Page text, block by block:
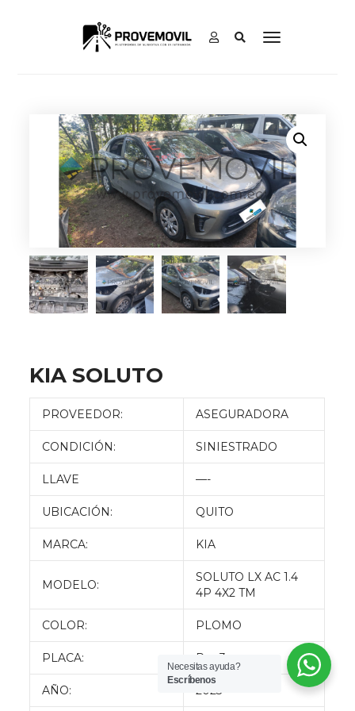
KIA SOLUTO
PROVEEDOR: ASEGURADORA
CONDICIÓN: SINIESTRADO
LLAVE —-
UBICACIÓN: QUITO
MARCA: KIA
MODELO:
SOLUTO LX AC 1.4
4P 4X2 TM
COLOR: PLOMO
PLACA: P—-3
AÑO: 2023
Necesitas ayuda?
Escríbenos